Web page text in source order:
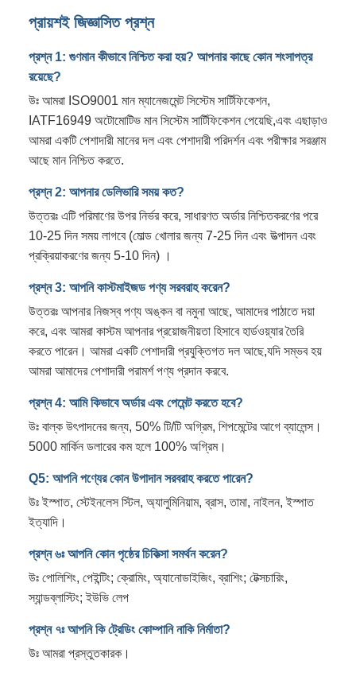
প্রায়শই জিজ্ঞাসিত প্রশ্ন
প্রশ্ন 1: গুণমান কীভাবে নিশ্চিত করা হয়? আপনার কাছে কোন শংসাপত্র
রয়েছে?
উঃ আমরা ISO9001 মান ম্যানেজমেন্ট সিস্টেম সার্টিফিকেশন,
IATF16949 অটোমোটিভ মান সিস্টেম সার্টিফিকেশন পেয়েছি,এবং এছাড়াও
আমরা একটি পেশাদারী মানের দল এবং পেশাদারী পরিদর্শন এবং পরীক্ষার সরঞ্জাম
আছে মান নিশ্চিত করতে.
প্রশ্ন 2: আপনার ডেলিভারি সময় কত?
উত্তরঃ এটি পরিমাণের উপর নির্ভর করে, সাধারণত অর্ডার নিশ্চিতকরণের পরে
10-25 দিন সময় লাগবে (মোল্ড খোলার জন্য 7-25 দিন এবং উত্পাদন এবং
প্রক্রিয়াকরণের জন্য 5-10 দিন) ।
প্রশ্ন 3: আপনি কাস্টমাইজড পণ্য সরবরাহ করেন?
উত্তরঃ আপনার নিজস্ব পণ্য অঙ্কন বা নমুনা আছে, আমাদের পাঠাতে দয়া
করে, এবং আমরা কাস্টম আপনার প্রয়োজনীয়তা হিসাবে হার্ডওয়্যার তৈরি
করতে পারেন। আমরা একটি পেশাদারী প্রযুক্তিগত দল আছে,যদি সম্ভব হয়
আমরা আমাদের পেশাদারী পরামর্শ পণ্য প্রদান করবে.
প্রশ্ন 4: আমি কিভাবে অর্ডার এবং পেমেন্ট করতে হবে?
উঃ বাল্ক উৎপাদনের জন্য, 50% টি/টি অগ্রিম, শিপমেন্টের আগে ব্যালেন্স।
5000 মার্কিন ডলারের কম হলে 100% অগ্রিম।
Q5: আপনি পণ্যের কোন উপাদান সরবরাহ করতে পারেন?
উঃ ইস্পাত, স্টেইনলেস স্টিল, অ্যালুমিনিয়াম, ব্রাস, তামা, নাইলন, ইস্পাত
ইত্যাদি।
প্রশ্ন ৬ঃ আপনি কোন পৃষ্ঠের চিকিত্সা সমর্থন করেন?
উঃ পোলিশিং, পেইন্টিং; ক্রোমিং, অ্যানোডাইজিং, ব্রাশিং; টেক্সচারিং,
স্যান্ডব্লাস্টিং; ইউভি লেপ
প্রশ্ন ৭ঃ আপনি কি ট্রেডিং কোম্পানি নাকি নির্মাতা?
উঃ আমরা প্রস্তুতকারক।